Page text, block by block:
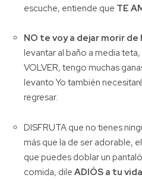
escuche, entiende que TE
NO te voy a dejar morir de
levantar al baño a media
VOLVER, tengo muchas
levanto Yo también
regresar.
DISFRUTA que no tienes
más que la de ser adorable,
que puedes doblar un
comida, dile ADIÓS a tu